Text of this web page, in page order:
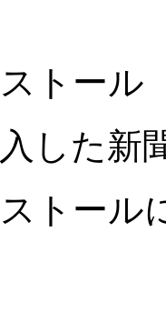
トール
した新
トール